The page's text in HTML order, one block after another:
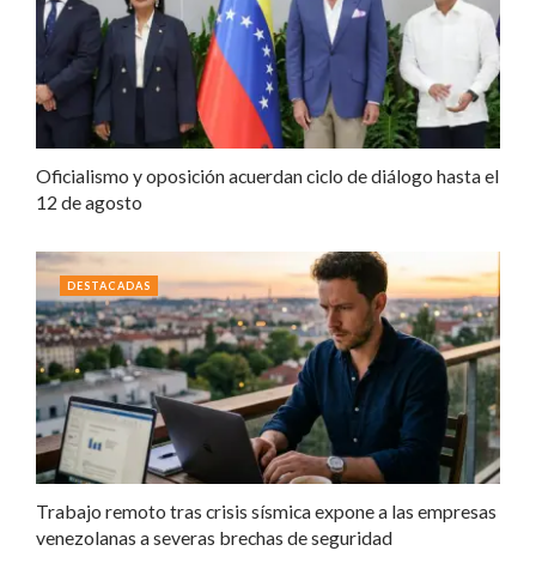
Oficialismo y oposición acuerdan ciclo de diálogo hasta el
12 de agosto
Trabajo remoto tras crisis sísmica expone a las empresas
venezolanas a severas brechas de seguridad
DESTACADAS